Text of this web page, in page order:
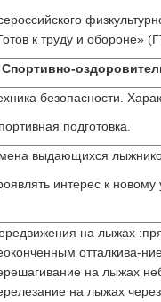
к труду и обороне»
безопасности.
подготовка.
выдающихся
интерес к
на лыжах
отталкива-
на лыжах
на лыжах